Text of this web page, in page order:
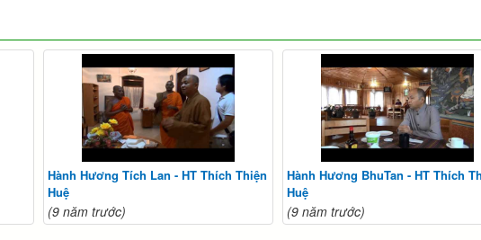
Hành Hương Tích Lan - HT Thích Thiện
Huệ
(9 năm trước)
Hành Hương BhuTan - HT Thích
Huệ
(9 năm trước)